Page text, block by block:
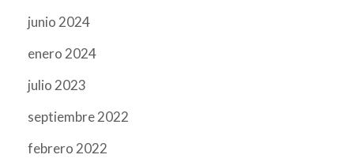
junio 2024
enero 2024
julio 2023
septiembre 2022
febrero 2022